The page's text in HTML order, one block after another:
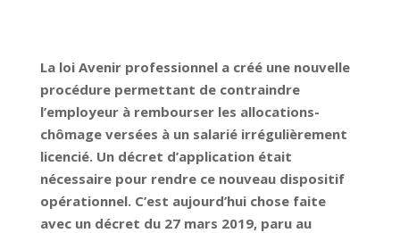
La loi Avenir professionnel a créé une nouvelle
procédure permettant de contraindre
l’employeur à rembourser les allocations-
chômage versées à un salarié irrégulièrement
licencié. Un décret d’application était
nécessaire pour rendre ce nouveau dispositif
opérationnel. C’est aujourd’hui chose faite
avec un décret du 27 mars 2019, paru au